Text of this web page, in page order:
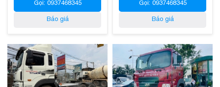
Gọi: 0937468345
Báo giá
Gọi: 0937468345
Báo giá